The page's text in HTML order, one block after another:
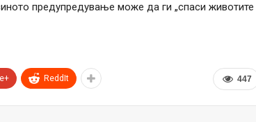
предупредување може да ги „спаси животите
447
ReddIt